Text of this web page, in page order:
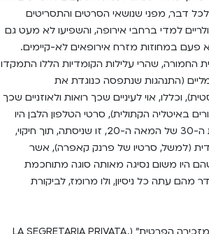
דבר, מפני שנושאי הסרטים והתסריטים
למדי ברחבי אירופה, והשפיעו לא מעט גם
פעם במחוזות מזרח אירופאים לא-קיימים.
החמורה, שהרי עלילות הקומדיות הללו התמקדו
(התנהגות שנתפסה כנוגדת את
אוי לעיניים שכך רואות ולאוזניים שכך
באיטליה הקתולית), סרטי הטלפון הלבן היו
בגדר התפתחות של הקומדיה הקולנועית האיטלקית בשנות ה-30 של המאה ה-20, זו שניסתה, תוך חיקוי,
(למשל, סרטיו של פרנק קאפרה), אשר
היו משום נסיגה מאותה סוגה מתוחכמת
מהם עתה כל ניסיון, ולו מרומז, לביקורת